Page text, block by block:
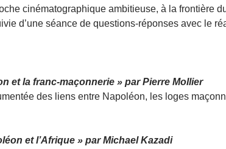
cinématographique ambitieuse, à la frontière
d’une séance de questions-réponses avec le
et la franc-maçonnerie » par Pierre Mollier
des liens entre Napoléon, les loges
et l’Afrique » par Michael Kazadi